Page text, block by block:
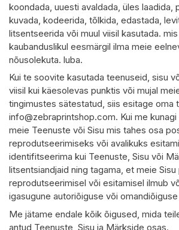
koondada, uuesti avaldada, üles laadida,
kuvada, kodeerida, tõlkida, edastada,
litsentseerida või muul viisil kasutada.
kaubanduslikul eesmärgil ilma meie
nõusolekuta. luba.
Kui te soovite kasutada teenuseid, sisu
viisil kui käesolevas punktis või mujal
tingimustes sätestatud, siis esitage oma
info@zebraprintshop.com. Kui me
meie Teenuste või Sisu mis tahes osa
reprodutseerimiseks või avalikuks
identifitseerima kui Teenuste, Sisu või
litsentsiandjaid ning tagama, et meie
reprodutseerimisel või esitamisel ilmub
igasugune autoriõiguse või
Me jätame endale kõik õigused, mida
antud Teenuste, Sisu ja Märkside osas.